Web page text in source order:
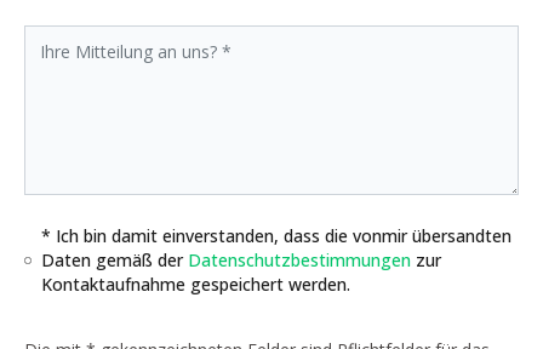
* Ich bin damit einverstanden, dass die vonmir übersandten
Daten gemäß der Datenschutzbestimmungen zur
Kontaktaufnahme gespeichert werden.